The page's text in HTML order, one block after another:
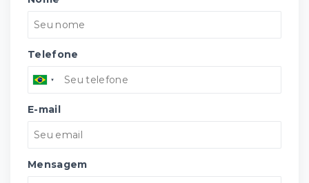
Telefone
E-mail
Mensagem